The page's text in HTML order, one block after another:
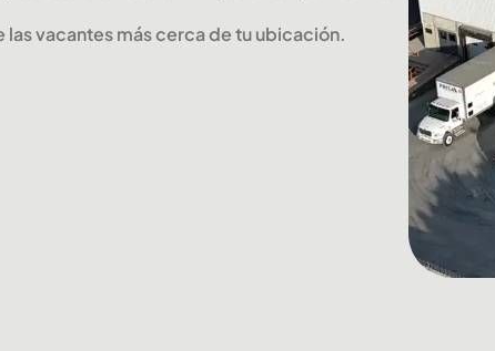
las vacantes más cerca de tu ubicación.